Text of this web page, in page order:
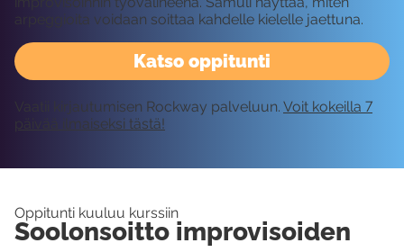
Katso oppitunti
arpeggioita voidaan soittaa kahdelle kielelle jaettuna.
Vaatii kirjautumisen Rockway palveluun. Voit kokeilla 7
päivää ilmaiseksi tästä!
Oppitunti kuuluu kurssiin
Soolonsoitto improvisoiden